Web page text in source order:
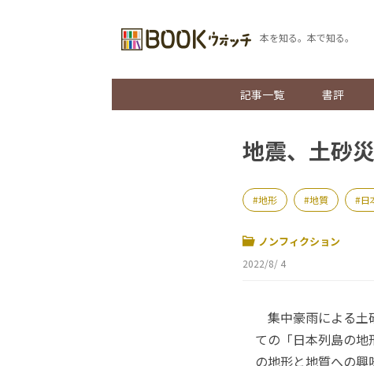
本を知る。本で知る。
記事一覧 書評
地震、土砂
地形 地質 日
ノンフィクション
2022/8/ 4
集中豪雨による土
ての「日本列島の
の地形と地質への